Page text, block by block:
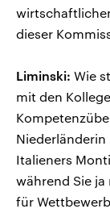
dieser
Liminski: Wie
mit den
Niederländerin
Italieners
während Sie ja
für